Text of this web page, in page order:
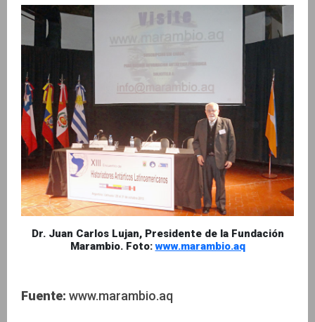
Dr. Juan Carlos Lujan, Presidente de la Fundación
Marambio. Foto:www.marambio.aq
Fuente: www.marambio.aq